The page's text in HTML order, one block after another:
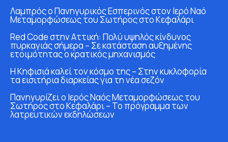
Λαμπρός ο Πανηγυρικός Εσπερινός στον Ιερό Ναό
Μεταμορφώσεως του Σωτήρος στο Κεφαλάρι
Red Code στην Αττική: Πολύ υψηλός κίνδυνος
πυρκαγιάς σήμερα – Σε κατάσταση αυξημένης
ετοιμότητας ο κρατικός μηχανισμός
Η Κηφισιά καλεί τον κόσμο της – Στην κυκλοφορία
τα εισιτήρια διαρκείας για τη νέα σεζόν
Πανηγυρίζει ο Ιερός Ναός Μεταμορφώσεως του
Σωτήρος στο Κεφαλάρι – Το πρόγραμμα των
λατρευτικών εκδηλώσεων